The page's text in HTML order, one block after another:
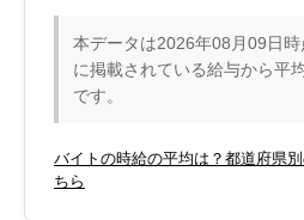
本データは2026年08月09日
に掲載されている給与から平
です。
バイトの時給の平均は？都道府県
ちら